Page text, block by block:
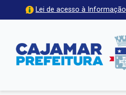
Lei de acesso à Informação